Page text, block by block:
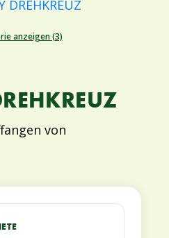
anzeigen (3)
von